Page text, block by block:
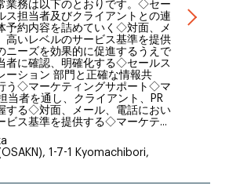
業務は以下のとおりです。◇セー
担当者及びクライアントとの連
予約内容を詰めていく◇対面、メ
高いレベルのサービス基準を提供
ーズを効果的に促進するうえで
者に確認、明確化する◇セールス
ーション 部門と正確な情報共
う◇マーケティングサポート◇マ
当者を通し、クライアント、PR
する◇対面、メール、電話におい
ビス基準を提供する◇マーケテ...
1-7-1 Kyomachibori,